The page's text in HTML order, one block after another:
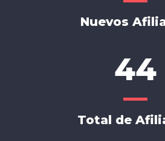
Nuevos
44
Total de